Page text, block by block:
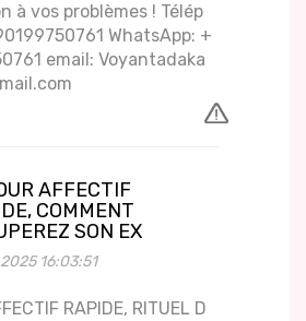
à vos problèmes ! Télép
WhatsApp: +
email: Voyantadaka
AFFECTIF
COMMENT
SON EX
16:03:51
RAPIDE, RITUEL D